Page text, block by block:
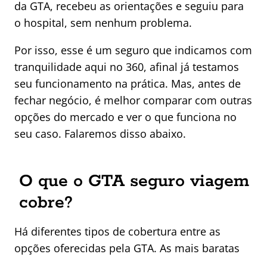
da GTA, recebeu as orientações e seguiu para
o hospital, sem nenhum problema.
Por isso, esse é um seguro que indicamos com
tranquilidade aqui no 360, afinal já testamos
seu funcionamento na prática. Mas, antes de
fechar negócio, é melhor comparar com outras
opções do mercado e ver o que funciona no
seu caso. Falaremos disso abaixo.
O que o GTA seguro viagem
cobre?
Há diferentes tipos de cobertura entre as
opções oferecidas pela GTA. As mais baratas